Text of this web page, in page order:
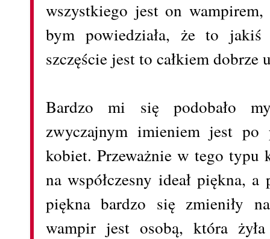
wszystkiego jest on
bym powiedziała, że to
szczęście jest to całkiem dobrze
Bardzo mi się podobało
zwyczajnym imieniem jest
kobiet. Przeważnie w tego typu
na współczesny ideał piękna,
piękna bardzo się zmieniły
wampir jest osobą, która